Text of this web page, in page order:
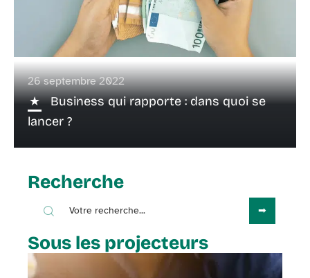
26 septembre 2022
Business qui rapporte : dans quoi se
lancer ?
Recherche
Sous les projecteurs